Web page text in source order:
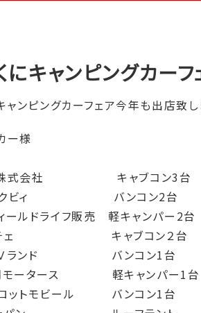
にキャンピングカーフ
ャンピングカーフェア今年も出店致し
ー様
株式会社 キャブコン3台
レクビィ バンコン2台
ールドライフ販売 軽キャンパー2台
ーチェ キャブコン２台
Ｖランド バンコン1台
モータース 軽キャンパー1台
ットモビール バンコン1台